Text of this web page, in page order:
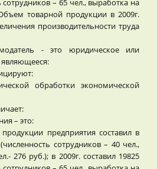
сотрудников – 65 чел., выработка на
товарной продукции в 2009г.
производительности труда
- это юридическое или
обработки экономической
– это:
предприятия составил в
сотрудников – 40 чел.,
276 руб.); в 2009г. составил 19825